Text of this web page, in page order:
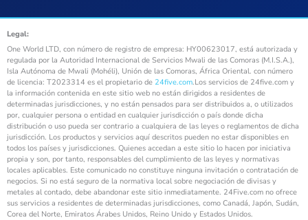
Legal:
One World LTD, con número de registro de empresa: HY00623017, está autorizada y
regulada por la Autoridad Internacional de Servicios Mwali de las Comoras (M.I.S.A.),
Isla Autónoma de Mwali (Mohéli), Unión de las Comoras, África Oriental. con número
de licencia: T2023314 es el propietario de 24five.com.Los servicios de 24five.com y
la información contenida en este sitio web no están dirigidos a residentes de
determinadas jurisdicciones, y no están pensados para ser distribuidos a, o utilizados
por, cualquier persona o entidad en cualquier jurisdicción o país donde dicha
distribución o uso pueda ser contrario a cualquiera de las leyes o reglamentos de dicha
jurisdicción. Los productos y servicios aquí descritos pueden no estar disponibles en
todos los países y jurisdicciones. Quienes accedan a este sitio lo hacen por iniciativa
propia y son, por tanto, responsables del cumplimiento de las leyes y normativas
locales aplicables. Este comunicado no constituye ninguna invitación o contratación de
negocios. Si no está seguro de la normativa local sobre negociación de divisas y
metales al contado, debe abandonar este sitio inmediatamente. 24Five.com no ofrece
sus servicios a residentes de determinadas jurisdicciones, como Canadá, Japón, Sudán,
Corea del Norte, Emiratos Árabes Unidos, Reino Unido y Estados Unidos.